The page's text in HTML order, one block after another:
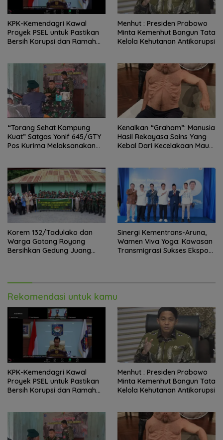
KPK-Kemendagri Kawal
Proyek PSEL untuk Pastikan
Bersih Korupsi dan Ramah
Menhut : Presiden Prabowo
Minta Kemenhut Bangun Tata
Kelola Kehutanan Antikorupsi
“Torang Sehat Kampung
Kuat” Satgas Yonif 645/GTY
Pos Kurima Melaksanakan
Kenalkan “Graham”: Manusia
Hasil Rekayasa Sains Yang
Kebal Dari Kecelakaan Maut
Korem 132/Tadulako dan
Warga Gotong Royong
Bersihkan Gedung Juang
Sinergi Kementrans-Aruna,
Wamen Viva Yoga: Kawasan
Transmigrasi Sukses Ekspor
Rekomendasi untuk kamu
KPK-Kemendagri Kawal
Proyek PSEL untuk Pastikan
Bersih Korupsi dan Ramah
Menhut : Presiden Prabowo
Minta Kemenhut Bangun Tata
Kelola Kehutanan Antikorupsi